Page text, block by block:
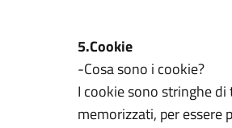
5.Cookie
-Cosa sono i cookie?
I cookie sono stringhe
memorizzati, per essere